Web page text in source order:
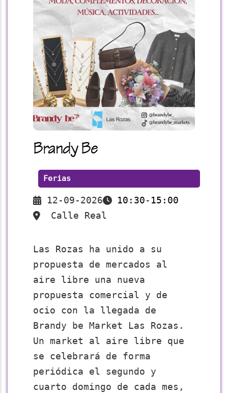
Brandy Be
Ferias
12-09-2026 10:30- 15:00
Calle Real
Las Rozas ha unido a su
propuesta de mercados al
aire libre una nueva
propuesta comercial y de
ocio con la llegada de
Brandy be Market Las Rozas.
Un market al aire libre que
se celebrará de forma
periódica el segundo y
cuarto domingo de cada mes,